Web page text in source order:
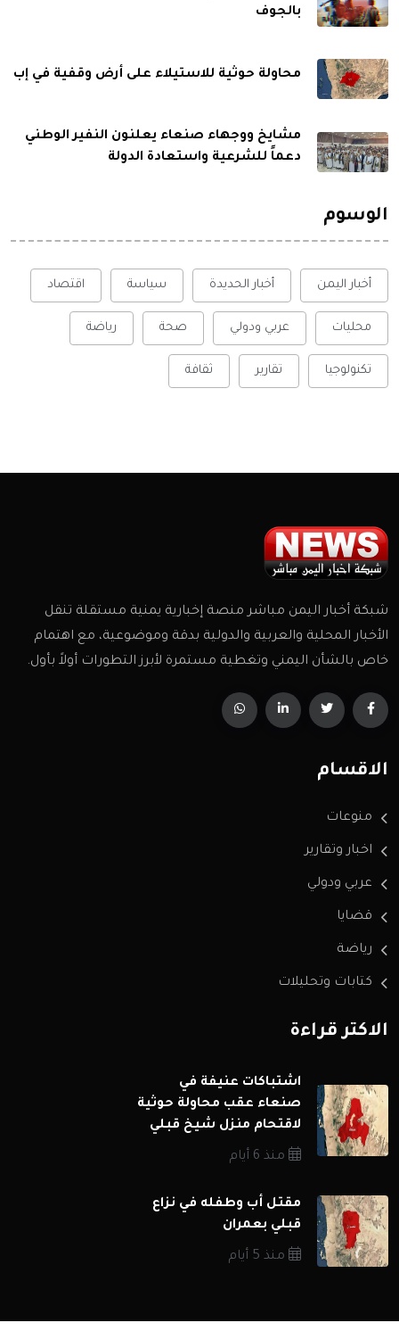
بالجوف
محاولة حوثية للاستيلاء على أرض وقفية في إب
مشايخ ووجهاء صنعاء يعلنون النفير الوطني
دعماً للشرعية واستعادة الدولة
الوسوم
أخبار اليمن أخبار الحديدة سياسة اقتصاد
محليات عربي ودولي صحة رياضة
تكنولوجيا تقارير ثقافة
شبكة أخبار اليمن مباشر منصة إخبارية يمنية مستقلة تنقل
الأخبار المحلية والعربية والدولية بدقة وموضوعية، مع اهتمام
خاص بالشأن اليمني وتغطية مستمرة لأبرز التطورات أولاً بأول.
الاقسام
منوعات
اخبار وتقارير
عربي ودولي
قضايا
رياضة
كتابات وتحليلات
الاكثر قراءة
اشتباكات عنيفة في
صنعاء عقب محاولة حوثية
لاقتحام منزل شيخ قبلي
منذ 6 أيام
مقتل أب وطفله في نزاع
قبلي بعمران
منذ 5 أيام